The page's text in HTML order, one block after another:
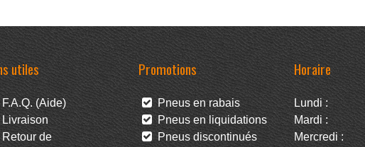
utiles
(Aide)
de
Promotions
Pneus en rabais
Pneus en liquidations
Pneus discontinués
Horaire
Lundi :
Mardi :
Mercredi :